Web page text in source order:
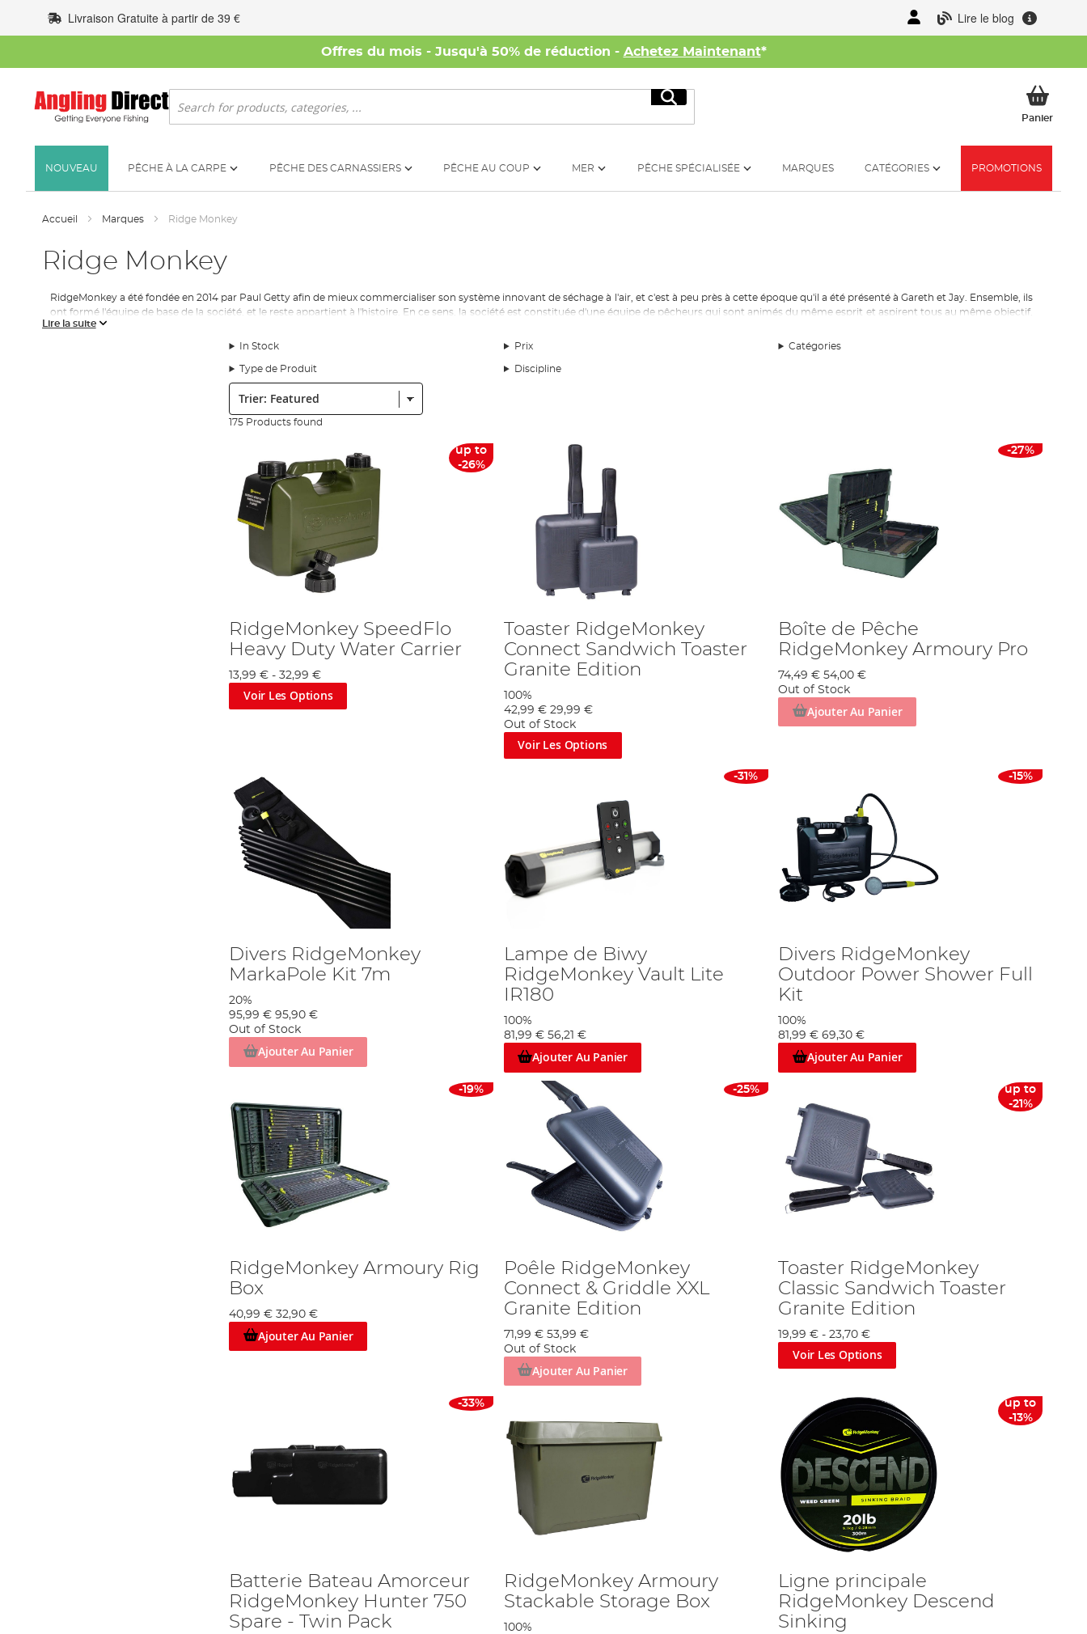
au
contenu
Lire le blog
Livraison Gratuite à partir de 39 €
Offres du mois - Jusqu'à 50% de réduction - Achetez Maintenant*
Rechercher
Rechercher
PanierMon
NOUVEAU PÊCHE À LA CARPE PÊCHE DES CARNASSIERS PÊCHE AU COUP MER PÊCHE SPÉCIALISÉE MARQUES CATÉGORIES PROMOTIONS
Accueil Marques Ridge Monkey
Ridge Monkey
RidgeMonkey a été fondée en 2014 par Paul Getty afin de mieux commercialiser son système innovant de séchage à l'air, et c'est à peu près à cette époque qu'il a été présenté à Gareth et Jay. Ensemble, ils
ont formé l'équipe de base de la société, et le reste appartient à l'histoire. En ce sens, la société est constituée d'une équipe de pêcheurs qui sont animés du même esprit et aspirent tous au même objectif,
à savoir fabriquer des produits de qualité supérieure qui font vraiment la différence. Bien qu'étant l'une des sociétés les plus récentes sur le marché, elle a pris d'assaut l'industrie de la pêche, et ses produits
innovants s'arrachent dans tout le pays.
C'est lors de la phase de développement du produit pour le Vault Power Pack que Gareth a abordé Paul avec l'idée innovante d'un grille-pain à remplissage profond, spécialement conçu pour les
Lors du processus de développement du produit, la première question qui s'est posée a été : « pourquoi ? » et, en ce sens, cela rend RidgeMonkey unique. Tandis que d'autres marques s'intéressent à la
rentabilité, RidgeMonkey se penche sur la faisabilité. Si le produit n'est qu'une version améliorée d'un autre article disponible sur le marché, la société ne s'en soucie pas. La marque ne s'intéresse qu'aux
produits, ils ne quittent pas l'entrepôt. Elle privilégie la qualité sur la quantité, et bien que sa gamme de produits se développe en parallèle avec la société, sa croissance ne se fera pas au détriment des
valeurs de l'entreprise. Elle estime qu'une petite gamme de produits à fort impact et bien pensés est d'une utilité beaucoup plus grande pour le pêcheur sur le bord qu'une vaste gamme de produits
médiocres. Sa petite gamme comprend deséquipements de cuisine , des solutions d'éclairage et d'autres accessoires de pêche.
Tous les produits RidgeMonkey sont soumis à un processus de test rigoureux par une équipe de pêcheurs clé au Royaume-Uni et en Europe continentale. Elle écoute leurs commentaires, ajuste le
produit en conséquence, et ce n'est qu'après que les produits aient été testés à nouveau qu'ils finissent sur les étagères. Elle s'intéresse également beaucoup aux retours de ses clients, et est réputée pour
créer de nouveaux produits entièrement basés sur les retours de l'atelier.
Ses impressionnants grille-sandwichs constituent l'un des produits préférés des directeurs de magasins Angling Direct dans tout le pays, et deux directeurs ont inclut la marque dans leur entrée de blog
RidgeMonkey n'emploie pas d'équipe de promotion ni ne dispose de cadres de marketing, au lieu de cela, elle laisse ses produits de parler d’eux-mêmes. Pour cette raison, vous pouvez être assuré du fait
que si vous repérez un pêcheur sur le bord qui utilise un produit RidgeMonkey, c'est parce qu'il pense qu'il s'agit d'un excellent produit et non parce qu'il a été vendu par dans le cadre d'une campagne de
La marque s'adresse à tous les pêcheurs, qu'ils pêchent depuis leur enfance ou qu'ils manipulent une canne à pêche depuis à peine une semaine. RidgeMonkey est une jeune société ayant de grandes
idées pour l'avenir, et est déterminée à se maintenir à la fine pointe de l'innovation de la pêche pour le reste de la durée de vie de l'entreprise.
Angling Direct : Serious about your fishing...
Lire la suite
In Stock Prix Catégories
Type de Produit Discipline
Trier:
175 Products found
up to
-26%
RidgeMonkey SpeedFlo
Heavy Duty Water Carrier
13,99 € -32,99 €
Voir Les Options
Toaster RidgeMonkey
Connect Sandwich Toaster
Granite Edition
100%
42,99 € 29,99 €
Out of Stock
Voir Les Options
-27%
Boîte de Pêche
RidgeMonkey Armoury Pro
74,49 € 54,00 €
Out of Stock
Ajouter Au Panier
Divers RidgeMonkey
MarkaPole Kit 7m
20%
95,99 € 95,90 €
Out of Stock
Ajouter Au Panier
-31%
Lampe de Biwy
RidgeMonkey Vault Lite
IR180
100%
81,99 € 56,21 €
Ajouter Au Panier
-15%
Divers RidgeMonkey
Outdoor Power Shower Full
Kit
100%
81,99 € 69,30 €
Ajouter Au Panier
-19%
RidgeMonkey Armoury Rig
Box
40,99 € 32,90 €
Ajouter Au Panier
-25%
Poêle RidgeMonkey
Connect & Griddle XXL
Granite Edition
71,99 € 53,99 €
Out of Stock
Ajouter Au Panier
up to
-21%
Toaster RidgeMonkey
Classic Sandwich Toaster
Granite Edition
19,99 € -23,70 €
Voir Les Options
-33%
Batterie Bateau Amorceur
RidgeMonkey Hunter 750
Spare - Twin Pack
RidgeMonkey Armoury
Stackable Storage Box
100%
up to
-13%
Ligne principale
RidgeMonkey Descend
Sinking